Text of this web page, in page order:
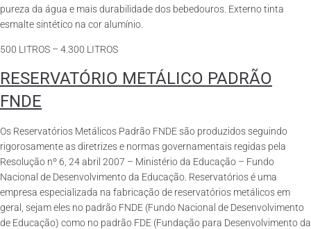
pureza da água e mais durabilidade dos bebedouros. Externo tinta
esmalte sintético na cor alumínio.
500 LITROS – 4.300 LITROS
RESERVATÓRIO METÁLICO PADRÃO
FNDE
Os Reservatórios Metálicos Padrão FNDE são produzidos seguindo
rigorosamente as diretrizes e normas governamentais regidas pela
Resolução nº 6, 24 abril 2007 – Ministério da Educação – Fundo
Nacional de Desenvolvimento da Educação. Reservatórios é uma
empresa especializada na fabricação de reservatórios metálicos em
geral, sejam eles no padrão FNDE (Fundo Nacional de Desenvolvimento
de Educação) como no padrão FDE (Fundação para Desenvolvimento da